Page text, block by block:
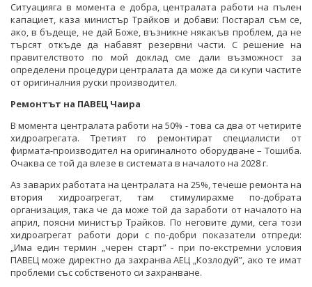
Ситуацияга в момента е добра, централата работи на пълен
капациет, каза министър Трайков и добави: Постарал съм се,
ако, в бъдеще, не дай Боже, възникне някакъв проблем, да не
търсят откъде да набавят резервни части. С решение на
правителството по мой доклад сме дали възможност за
определени процедури централата да може да си купи частите
от оригиналния руски производител.
Ремонтът на ПАВЕЦ Чаира
В момента централата работи на 50% - това са два от четирите
хидроагрегата. Третият го ремонтират специалисти от
фирмата-производител на оригиналното оборудване – Тошиба.
Очаква се той да влезе в системата в началото на 2028 г.
Аз заварих работата на централата на 25%, течеше ремонта на
втория хидроагрегат, там стимулирахме по-добрата
организация, така че да може той да заработи от началото на
април, поясни министър Трайков. По неговите думи, сега този
хидроагрегат работи дори с по-добри показатели отпреди:
„Има един термин „черен старт” - при по-екстремни условия
ПАВЕЦ може директно да захранва АЕЦ „Козлодуй”, ако те имат
проблеми със собственото си захранване.